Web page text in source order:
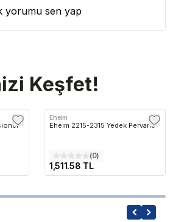
yorumu sen yap
Keşfet!
Eheim
Eheim 2215-2315 Yedek Pervane
(0)
1,511.58 TL